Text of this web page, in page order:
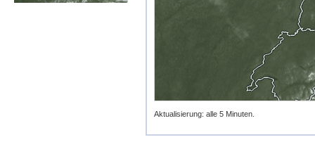
Aktualisierung: alle 5 Minuten.